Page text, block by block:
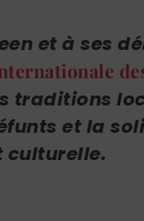
et à ses
traditions
et la
culturelle.